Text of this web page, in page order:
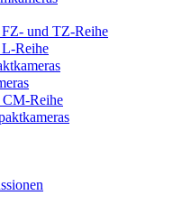
und TZ-Reihe
Reihe
Reihe